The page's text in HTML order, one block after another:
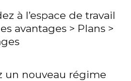
à l’espace de travail
avantages > Plans >
un nouveau régime